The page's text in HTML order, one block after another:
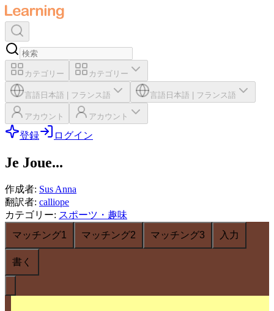
カテゴリー カテゴリー
言語 日本語 フランス語 言語 日本語 フランス語
アカウント アカウント
登録 ログイン
Je Joue...
作成者: Sus Anna
翻訳者: calliope
カテゴリー: スポーツ・趣味
マッチング1
マッチング2 マッチング3 入力
書く